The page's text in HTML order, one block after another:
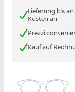
Lieferung bis
Kosten an
Prezzi
Kauf auf